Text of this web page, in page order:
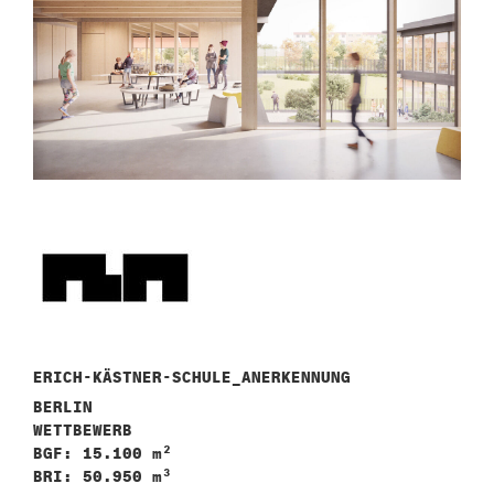
n
ERICH-KÄSTNER-SCHULE_ANERKENNUNG
BERLIN
WETTBEWERB
BGF: 15.100 m²
BRI: 50.950 m³